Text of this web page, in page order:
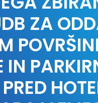
ZA
IN